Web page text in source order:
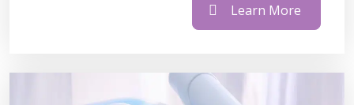
Learn More